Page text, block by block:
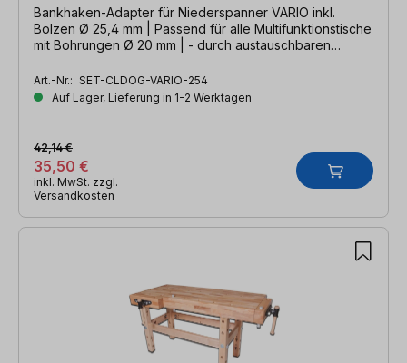
Bankhaken-Adapter für Niederspanner VARIO inkl.
Bolzen Ø 25,4 mm | Passend für alle Multifunktionstische
mit Bohrungen Ø 20 mm | - durch austauschbaren
Art.-Nr.: SET-CLDOG-VARIO-254
Auf Lager, Lieferung in 1-2 Werktagen
35,50 €
42,14 €
inkl. MwSt. zzgl.
Versandkosten